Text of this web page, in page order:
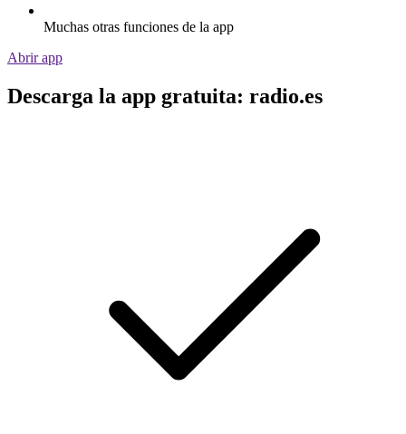
Muchas otras funciones de la app
Abrir app
Descarga la app gratuita: radio.es